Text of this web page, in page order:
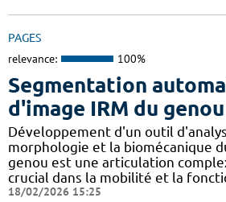
PAGES
relevance: 100%
Segmentation
d'image IRM du genou
Développement d'un outil
morphologie et la biomécanique
genou est une articulation
crucial dans la mobilité et la
18/02/2026 15:25